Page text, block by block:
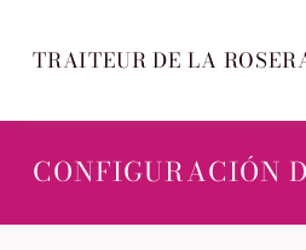
TRAITEUR DE LA
CONFIGURACIÓN